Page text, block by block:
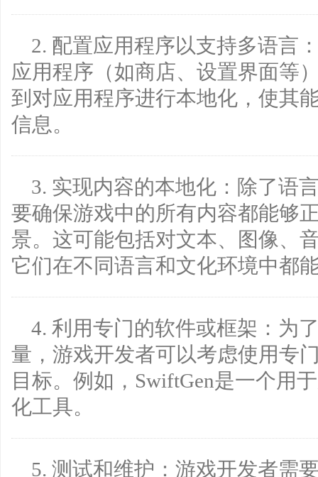
2. 配置应用程序以支持多语言
应用程序（如商店、设置界面等
到对应用程序进行本地化，使其
信息。
3. 实现内容的本地化：除了语
要确保游戏中的所有内容都能够
景。这可能包括对文本、图像、
它们在不同语言和文化环境中都
4. 利用专门的软件或框架：为
量，游戏开发者可以考虑使用专
目标。例如，SwiftGen是一个用
化工具。
5. 测试和维护：游戏开发者需